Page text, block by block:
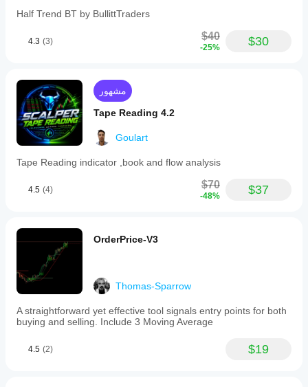
Half Trend BT by BullittTraders
4.3 (3) $40
-25% $30
مشهور
Tape Reading 4.2
Goulart
Tape Reading indicator ,book and flow analysis
4.5 (4) $70
-48% $37
OrderPrice-V3
Thomas-Sparrow
A straightforward yet effective tool signals entry points for both
buying and selling. Include 3 Moving Average
4.5 (2) $19